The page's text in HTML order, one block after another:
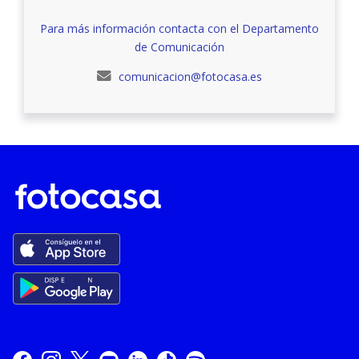
Para más información contacta con el Departamento
de Comunicación
comunicacion@fotocasa.es